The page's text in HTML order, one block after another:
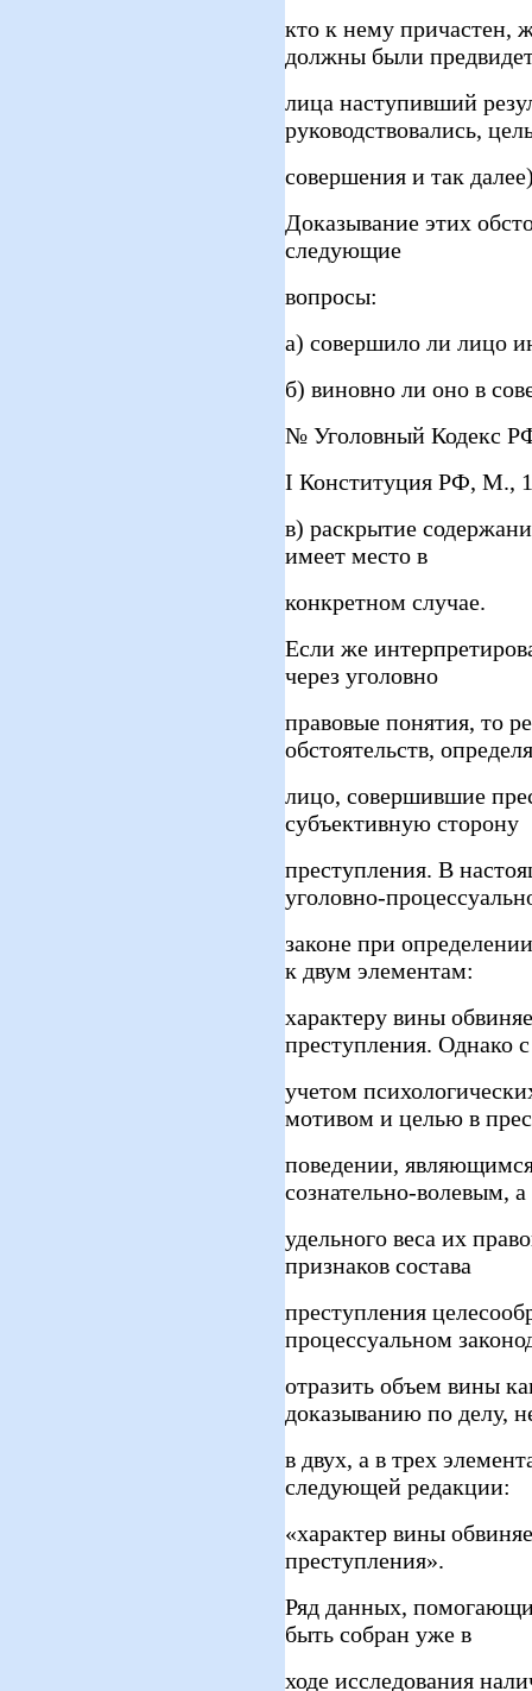
кто к нему причастен,
должны были
лица наступивший
руководствовались,
совершения и так
Доказывание этих
следующие
вопросы:
а) совершило ли лицо
б) виновно ли оно в
№ Уголовный Кодекс
І Конституция РФ, М.,
в) раскрытие
имеет место в
конкретном случае.
Если же
через уголовно
правовые понятия, то
обстоятельств,
лицо, совершившие
субъективную сторону
преступления. В
уголовно-
законе при
к двум элементам:
характеру вины
преступления. Однако с
учетом
мотивом и целью в
поведении,
сознательно-волевым,
удельного веса их
признаков состава
преступления
процессуальном
отразить объем вины
доказыванию по делу,
в двух, а в трех
следующей редакции:
«характер вины
преступления».
Ряд данных,
быть собран уже в
ходе исследования